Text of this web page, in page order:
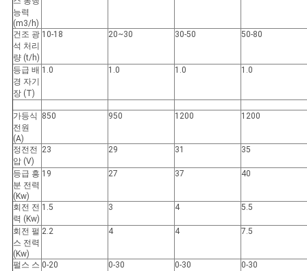
능력
(m3/h)
건조 광
석 처리
량 (t/h)
10-18 20~30 30-50 50-80
등급 배
경 자기
장 (T)
1.0 1.0 1.0 1.0
가등식
전원
(A)
850 950 1200 1200
정전전
압 (V)
23 29 31 35
등급 흥
분 전력
(Kw)
19 27 37 40
회전 전
력 (Kw)
1.5 3 4 5.5
회전 펄
스 전력
(Kw)
2.2 4 4 7.5
펄스 스 0-20 0-30 0-30 0-30